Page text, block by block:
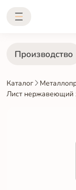
Производство
Каталог
Лист нержавеющий